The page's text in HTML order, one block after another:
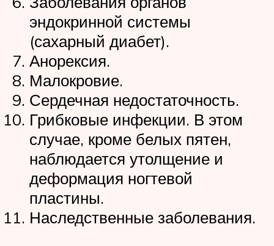
эндокринной системы
(сахарный диабет).
Анорексия.
Малокровие.
Сердечная недостаточность.
Грибковые инфекции. В этом
случае, кроме белых пятен,
наблюдается утолщение и
деформация ногтевой
пластины.
Наследственные заболевания.